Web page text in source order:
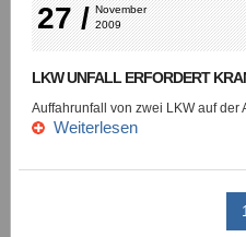
27 / November
2009
LKW UNFALL ERFORDERT
Auffahrunfall von zwei LKW auf der
Weiterlesen
1